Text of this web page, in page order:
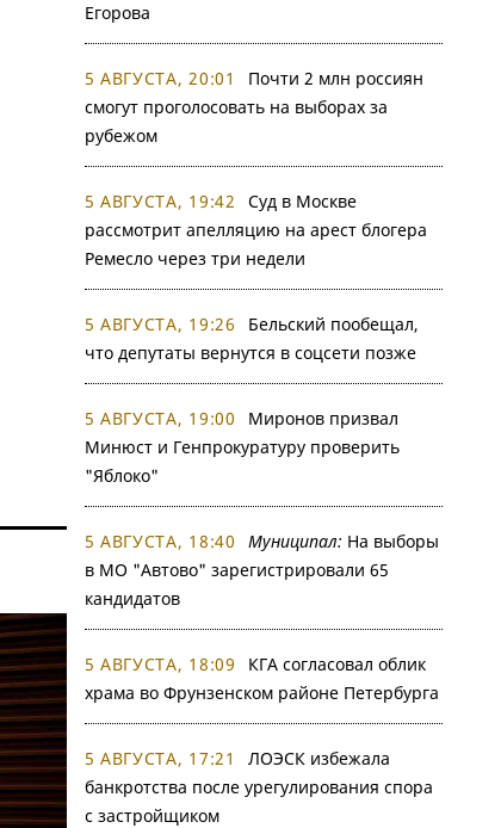
Егорова
5 АВГУСТА, 20:01
Почти 2 млн россиян
смогут проголосовать на выборах за
рубежом
5 АВГУСТА, 19:42
Суд в Москве
рассмотрит апелляцию на арест блогера
Ремесло через три недели
5 АВГУСТА, 19:26
Бельский пообещал,
что депутаты вернутся в соцсети позже
5 АВГУСТА, 19:00
Миронов призвал
Минюст и Генпрокуратуру проверить
"Яблоко"
5 АВГУСТА, 18:40 Муниципал: На выборы
в МО "Автово" зарегистрировали 65
кандидатов
5 АВГУСТА, 18:09
КГА согласовал облик
храма во Фрунзенском районе Петербурга
5 АВГУСТА, 17:21
ЛОЭСК избежала
банкротства после урегулирования спора
с застройщиком